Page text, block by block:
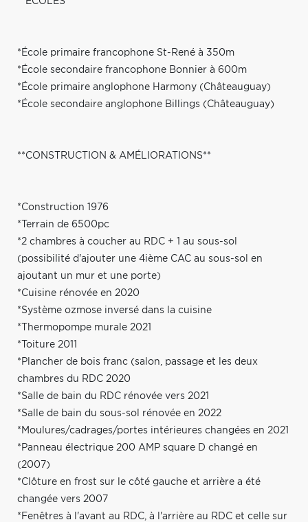
*École primaire francophone St-René à 350m
*École secondaire francophone Bonnier à 600m
*École primaire anglophone Harmony (Châteauguay)
*École secondaire anglophone Billings (Châteauguay)
**CONSTRUCTION & AMÉLIORATIONS**
*Construction 1976
*Terrain de 6500pc
*2 chambres à coucher au RDC + 1 au sous-sol
(possibilité d'ajouter une 4ième CAC au sous-sol en
ajoutant un mur et une porte)
*Cuisine rénovée en 2020
*Système ozmose inversé dans la cuisine
*Thermopompe murale 2021
*Toiture 2011
*Plancher de bois franc (salon, passage et les deux
chambres du RDC 2020
*Salle de bain du RDC rénovée vers 2021
*Salle de bain du sous-sol rénovée en 2022
*Moulures/cadrages/portes intérieures changées en 2021
*Panneau électrique 200 AMP square D changé en
(2007)
*Clôture en frost sur le côté gauche et arrière a été
changée vers 2007
*Fenêtres à l'avant au RDC, à l'arrière au RDC et celle sur